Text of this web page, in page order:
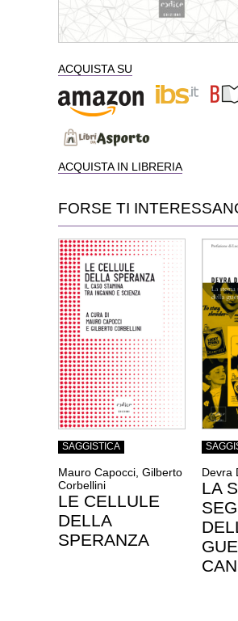
ACQUISTA SU
ACQUISTA IN LIBRERIA
FORSE TI
SAGGISTICA
Mauro Capocci, Gilberto
Corbellini
LE CELLULE
DELLA
SPERANZA
Devra
LA